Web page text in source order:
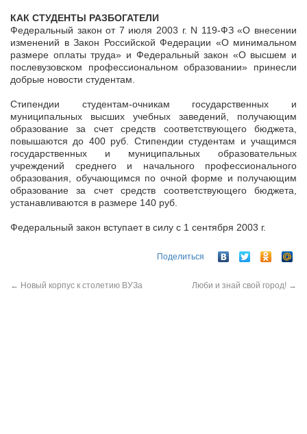
КАК СТУДЕНТЫ РАЗБОГАТЕЛИ
Федеральный закон от 7 июля 2003 г. N 119-ФЗ «О внесении
изменений в Закон Российской Федерации «О минимальном
размере оплаты труда» и Федеральный закон «О высшем и
послевузовском профессиональном образовании» принесли
добрые новости студентам.
Стипендии студентам-очникам государственных и
муниципальных высших учебных заведений, получающим
образование за счет средств соответствующего бюджета,
повышаются до 400 руб. Стипендии студентам и учащимся
государственных и муниципальных образовательных
учреждений среднего и начального профессионального
образования, обучающимся по очной форме и получающим
образование за счет средств соответствующего бюджета,
устанавливаются в размере 140 руб.
Федеральный закон вступает в силу с 1 сентября 2003 г.
Поделиться
← Новый корпус к столетию ВУЗа Люби и знай свой город! →